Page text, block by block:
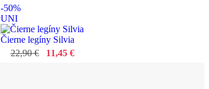
-50%
UNI
Čierne legíny Silvia
22,90 €
11,45 €